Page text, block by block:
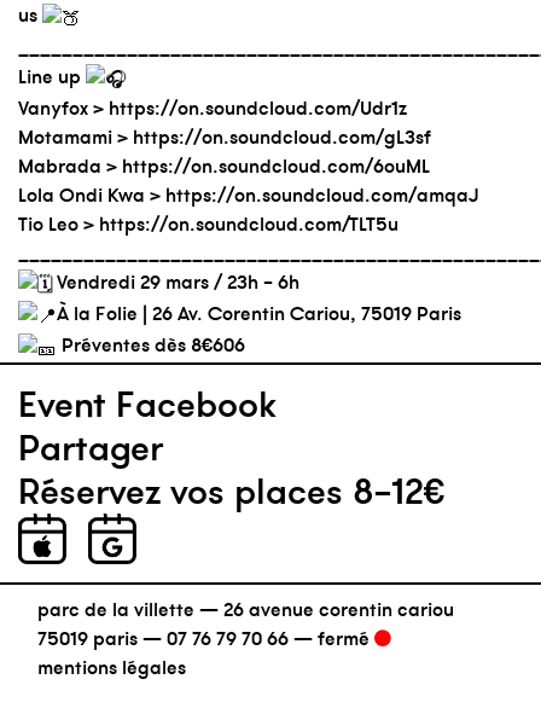
us
Line up
Vanyfox > https://on.soundcloud.com/Udr1z
Motamami > https://on.soundcloud.com/gL3sf
Mabrada > https://on.soundcloud.com/6ouML
Lola Ondi Kwa > https://on.soundcloud.com/amqaJ
Tio Leo > https://on.soundcloud.com/TLT5u
Vendredi 29 mars / 23h – 6h
À la Folie | 26 Av. Corentin Cariou, 75019 Paris
Préventes dès 8€606
Event Facebook
Partager
Réservez vos places 8-12€
parc de la villette — 26 avenue corentin cariou
75019 paris — 07 76 79 70 66 — fermé
mentions légales